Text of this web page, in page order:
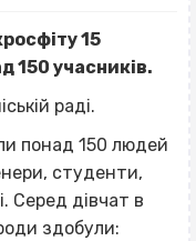
15
150 учасників.
раді.
понад 150 людей
студенти,
Серед дівчат в
здобули: